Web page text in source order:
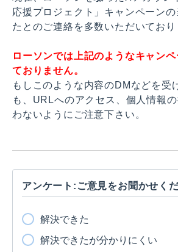
応援プロジェクト」キャンペーン
たとのご連絡を多数いただいており
ローソンでは上記のようなキャン
ておりません。
もしこのような内容のDMなどを受
も、URLへのアクセス、個人情報
わないようにご注意下さい。
アンケート:ご意見をお聞かせく
解決できた
解決できたが分かりにくい